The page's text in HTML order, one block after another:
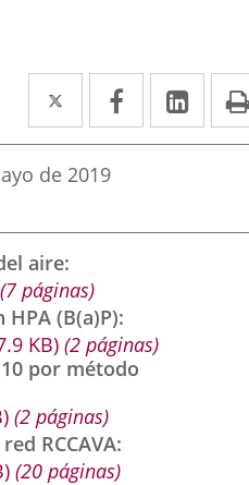
Twitter
Enlace
a
una
externa.
Facebook
Enlace
a
externa.
a
de 2019
aire
(7 páginas)
(B(a)P)
KB) (2 páginas)
por método
) (2 páginas)
RCCAVA
) (20 páginas)